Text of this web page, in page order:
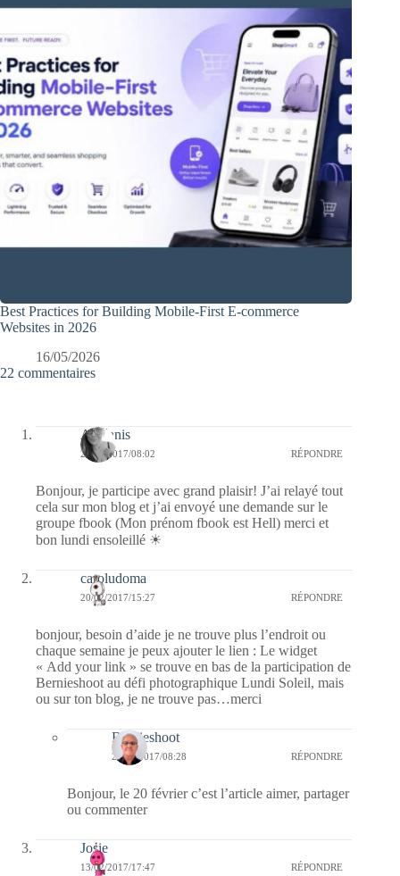
Best Practices for Building Mobile-First E-commerce
Websites in 2026
16/05/2026
22 commentaires
Athéanis
22/05/2017/08:02 RÉPONDRE
Bonjour, je participe avec grand plaisir! J’ai relayé tout
cela sur mon blog et j’ai envoyé une demande sur le
groupe fbook (Mon prénom fbook est Hell) merci et
bon lundi ensoleillé ☀
caroludoma
20/02/2017/15:27 RÉPONDRE
bonjour, besoin d’aide je ne trouve plus l’endroit ou
chaque semaine je peux ajouter le lien : Le widget
« Add your link » se trouve en bas de la participation de
Bernieshoot au défi photographique Lundi Soleil, mais
ou sur ton blog, je ne trouve pas…merci
Bernieshoot
21/02/2017/08:28 RÉPONDRE
Bonjour, le 20 février c’est l’article aimer, partager
ou commenter
Josie
13/02/2017/17:47 RÉPONDRE